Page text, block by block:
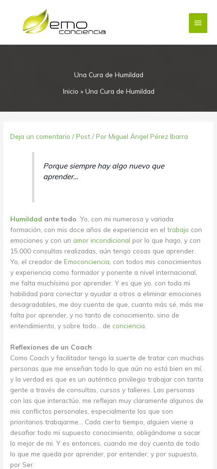
contenido
Menú
Una Cura de Humildad
Inicio » Una Cura de Humildad
Deja un comentario /Post / PorMiguel Ángel Pérez Ibarra
Porque siempre hay algo nuevo que
aprender…
Humildad ante todo . Yo, con mi numerosa y variada
formación, con mis doce años de experiencia en eltrabajo con
emociones y con unamor incondicional por lo que hago, y con
15.000 consultas realizadas, aún tengo cosas que aprender.
Yo, el creador deEmoconciencia , con todos mis conocimientos
y experiencia como formador y ponente a nivel internacional,
me falta muchísimo por aprender. Y es que yo, con toda mi
habilidad para conectar y ayudar a otros a eliminar emociones
desagradables, me doy cuenta de que, cuanto más sé, más me
falta por aprender, y no tanto de conocimiento, sino de
entendimiento, y sobre todo… de conciencia
Reflexiones de un Coach
Como Coach y facilitador tengo la suerte de tratar con muchas
personas que me enseñan todo lo que aún no está bien en mí,
y la verdad es que es un auténtico privilegio trabajar con tanta
gente a través de consultas, cursos y talleres. Las personas
con las que interactúo, me reflejan muy claramente algunos de
mis conflictos personales, especialmente los que son
prioritarios trabajarme… Cada cierto tiempo, alguien viene a
desafiar todo mi supuesto conocimiento, obligándome a sacar
lo mejor de mi. Y es entonces, cuando me doy cuenta de todo
lo que me queda por aprender, por entender, y por supuesto,
por Ser.